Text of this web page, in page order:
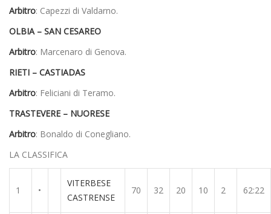
Arbitro: Capezzi di Valdarno.
OLBIA – SAN CESAREO
Arbitro: Marcenaro di Genova.
RIETI – CASTIADAS
Arbitro: Feliciani di Teramo.
TRASTEVERE – NUORESE
Arbitro: Bonaldo di Conegliano.
LA CLASSIFICA
1 •
VITERBESE
CASTRENSE
70 32 20 10 2 62:22